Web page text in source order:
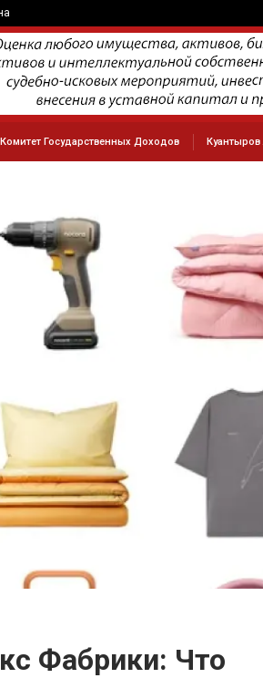
Комитет Государственных Доходов Куантыров
Фабрики: Что